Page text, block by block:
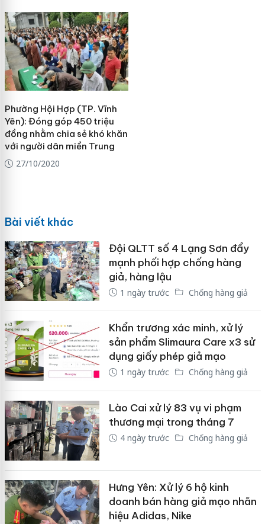
Phường Hội Hợp (TP. Vĩnh
Yên): Đóng góp 450 triệu
đồng nhằm chia sẻ khó khăn
với người dân miền Trung
27/10/2020
Bài viết khác
Đội QLTT số 4 Lạng Sơn đẩy
mạnh phối hợp chống hàng
giả, hàng lậu
1 ngày trước Chống hàng giả
Khẩn trương xác minh, xử lý
sản phẩm Slimaura Care x3 sử
dụng giấy phép giả mạo
1 ngày trước Chống hàng giả
Lào Cai xử lý 83 vụ vi phạm
thương mại trong tháng 7
4 ngày trước Chống hàng giả
Hưng Yên: Xử lý 6 hộ kinh
doanh bán hàng giả mạo nhãn
hiệu Adidas, Nike